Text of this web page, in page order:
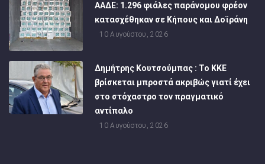
ΑΑΔΕ: 1.296 φιάλες παράνομου φρέον
κατασχέθηκαν σε Κήπους και Δοϊράνη
10 Αυγούστου, 2026
Δημήτρης Κουτσούμπας : Το ΚΚΕ
βρίσκεται μπροστά ακριβώς γιατί έχει
στο στόχαστρο τον πραγματικό
αντίπαλο
10 Αυγούστου, 2026